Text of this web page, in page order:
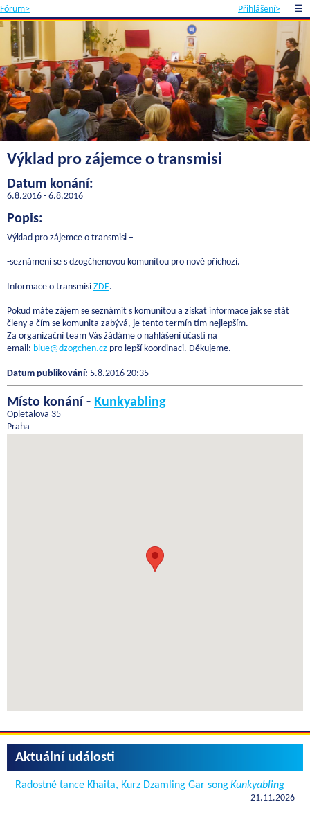
Fórum> Přihlášení> ☰
Výklad pro zájemce o transmisi
Datum konání:
6.8.2016 - 6.8.2016
Popis:
Výklad pro zájemce o transmisi –
-seznámení se s dzogčhenovou komunitou pro nově příchozí.
Informace o transmisi ZDE.
Pokud máte zájem se seznámit s komunitou a získat informace jak se stát
členy a čím se komunita zabývá, je tento termín tím nejlepším.
Za organizační team Vás žádáme o nahlášení účasti na
email: blue@dzogchen.cz pro lepší koordinaci. Děkujeme.
Datum publikování: 5.8.2016 20:35
Místo konání - Kunkyabling
Opletalova 35
Praha
Aktuální události
Radostné tance Khaita, Kurz Dzamling Gar songKunkyabling
21.11.2026